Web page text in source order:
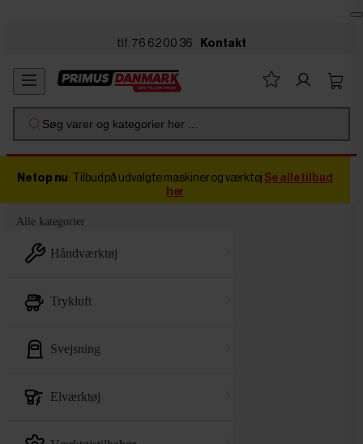
tlf. 76 62 00 36 Kontakt
Søg varer og kategorier her ...
Netop nu: Tilbud på udvalgte maskiner og værktøj Se alle tilbud
her
Alle kategorier
håndværktøj
trykluft
svejsning
elværktøj